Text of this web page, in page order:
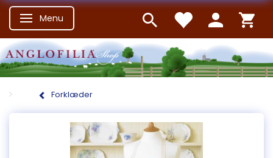
Skifte navigation
Menu
Forklæder